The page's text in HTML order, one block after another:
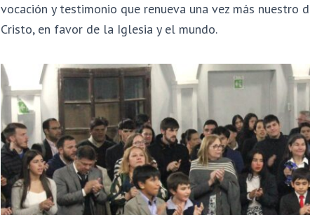
vocación y testimonio que renueva una vez más nuestro
Cristo, en favor de la Iglesia y el mundo.